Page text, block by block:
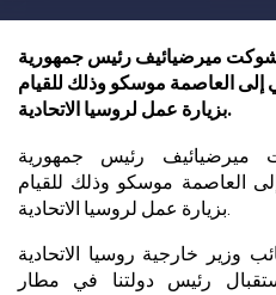
ميرضيائيف رئيس جمهورية
مايو الحالي إلى العاصمة موسكو وذلك للقيام
بزيارة عمل لروسيا الاتحادية.
رئيس جمهورية
الحالي إلى العاصمة موسكو وذلك للقيام
بزيارة عمل لروسيا الاتحادية.
وزير خارجية روسيا الاتحادية
رئيس دولتنا في مطار